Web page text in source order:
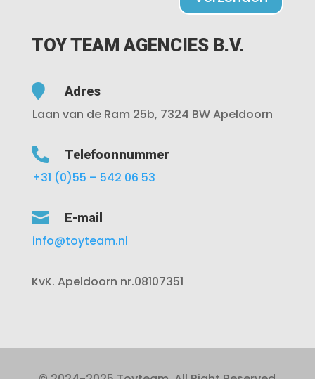
TOY TEAM AGENCIES B.V.
 Adres
Laan van de Ram 25b, 7324 BW Apeldoorn
 Telefoonnummer
+31 (0)55 – 542 06 53
 E-mail
info@toyteam.nl
KvK. Apeldoorn nr.08107351